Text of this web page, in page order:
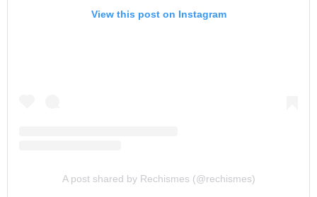
View this post on Instagram
A post shared by Rechismes (@rechismes)